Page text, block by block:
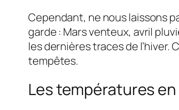
Cependant, ne nous laissons
garde : Mars venteux, avril
les dernières traces de
tempêtes.
Les températures